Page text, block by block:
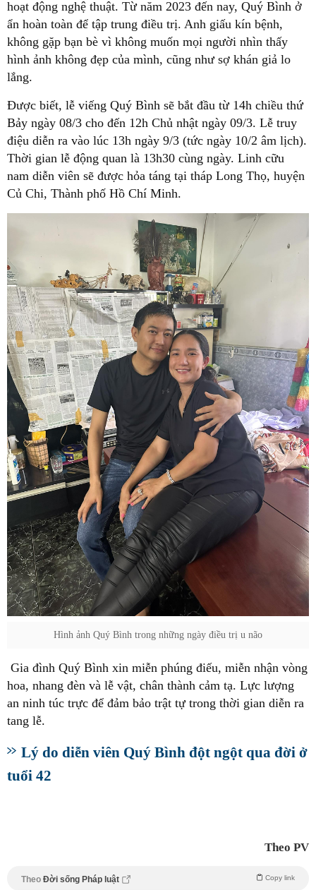
hoạt động nghệ thuật. Từ năm 2023 đến nay, Quý Bình ở
ẩn hoàn toàn để tập trung điều trị. Anh giấu kín bệnh,
không gặp bạn bè vì không muốn mọi người nhìn thấy
hình ảnh không đẹp của mình, cũng như sợ khán giả lo
lắng.
Được biết, lễ viếng Quý Bình sẽ bắt đầu từ 14h chiều thứ
Bảy ngày 08/3 cho đến 12h Chủ nhật ngày 09/3. Lễ truy
điệu diễn ra vào lúc 13h ngày 9/3 (tức ngày 10/2 âm lịch).
Thời gian lễ động quan là 13h30 cùng ngày. Linh cữu
nam diễn viên sẽ được hỏa táng tại tháp Long Thọ, huyện
Củ Chi, Thành phố Hồ Chí Minh.
Hình ảnh Quý Bình trong những ngày điều trị u não
Gia đình Quý Bình xin miễn phúng điếu, miễn nhận vòng
hoa, nhang đèn và lễ vật, chân thành cảm tạ. Lực lượng
an ninh túc trực để đảm bảo trật tự trong thời gian diễn ra
tang lễ.
Lý do diễn viên Quý Bình đột ngột qua đời ở
tuổi 42
Theo PV
Theo Đời sống Pháp luật Copy link